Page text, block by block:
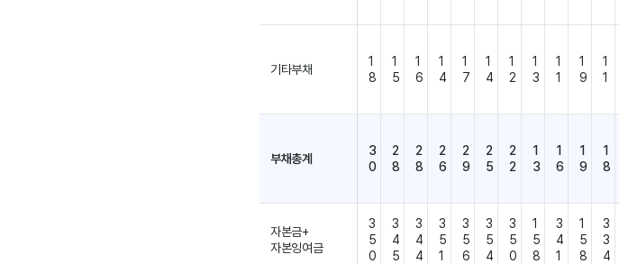
기타부채
1
8
1
5
1
6
1
4
1
7
1
4
1
2
1
3
1
1
1
9
1
1
부채총계
3
0
2
8
2
8
2
6
2
9
2
5
2
2
1
3
1
6
1
9
1
8
자본금+
자본잉여금
3
5
0
3
4
5
3
4
4
3
5
1
3
5
6
3
5
4
3
5
0
1
5
8
3
4
1
1
5
8
3
3
4